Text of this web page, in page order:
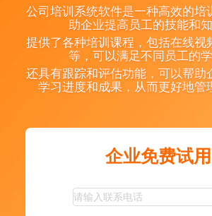
公司培训系统软件是一种高效的培
助企业提高员工的技能和
提供了各种培训课程，包括在线视
等，可以满足不同员工的
还具有跟踪和评估功能，可以帮助
学习进度和成果，从而更好地管
企业免费试用